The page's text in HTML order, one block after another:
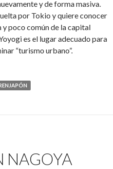
y de forma masiva.
por Tokio y quiere conocer
poco común de la capital
es el lugar adecuado para
“turismo urbano”.
NAGOYA